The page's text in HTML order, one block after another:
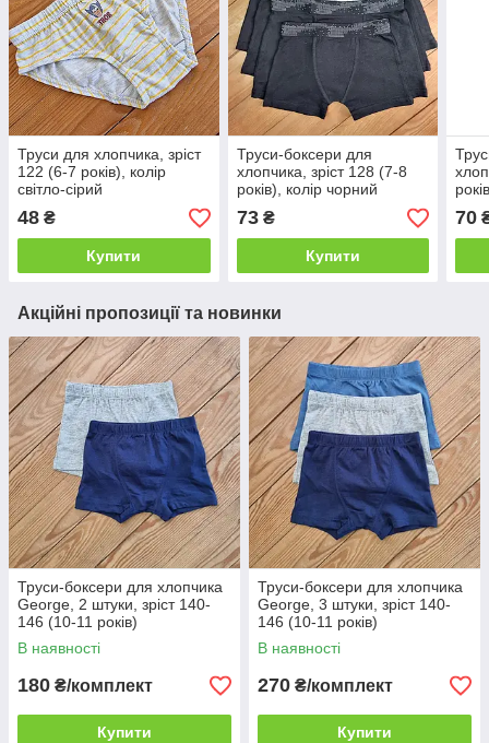
Труси для хлопчика, зріст
122 (6-7 років), колір
світло-сірий
48 ₴
Купити
Труси-боксери для
хлопчика, зріст 128 (7-8
років), колір чорний
73₴
Купити
70
Акційні пропозиції та новинки
Труси-боксери для хлопчика
George, 2 штуки, зріст 140-
146 (10-11 років)
В наявності
180 ₴/комплект
Купити
Труси-боксери для хлопчика
George, 3 штуки, зріст 140-
146 (10-11 років)
В наявності
270 ₴/комплект
Купити